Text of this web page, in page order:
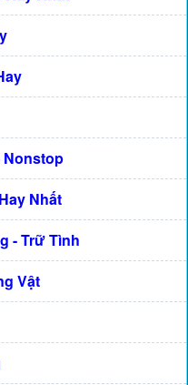
Nonstop
Nhất
- Trữ Tình
Vật